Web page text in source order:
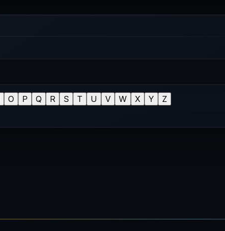
O P Q R S T U V W X Y Z